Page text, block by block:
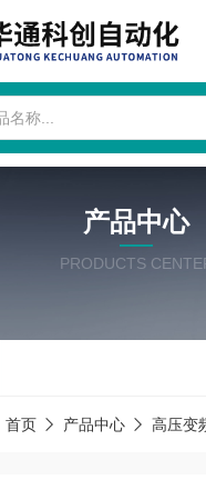
产品中心
PRODUCTS
首页 产品中心 高压变